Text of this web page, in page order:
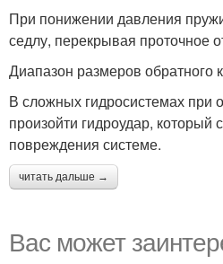
При понижении давления
седлу, перекрывая проточное
Диапазон размеров
В сложных гидросистемах при
произойти гидроудар, который
повреждения системе.
читать дальше →
Вас может